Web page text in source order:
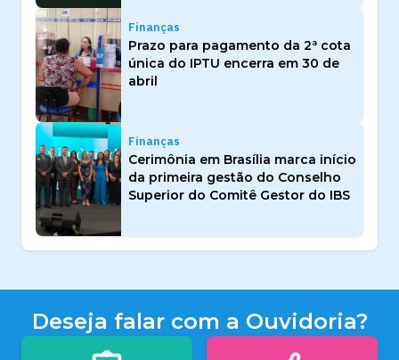
Finanças
Prazo para pagamento da 2ª cota
única do IPTU encerra em 30 de
abril
Finanças
Cerimônia em Brasília marca início
da primeira gestão do Conselho
Superior do Comitê Gestor do IBS
Deseja falar com a Ouvidoria?